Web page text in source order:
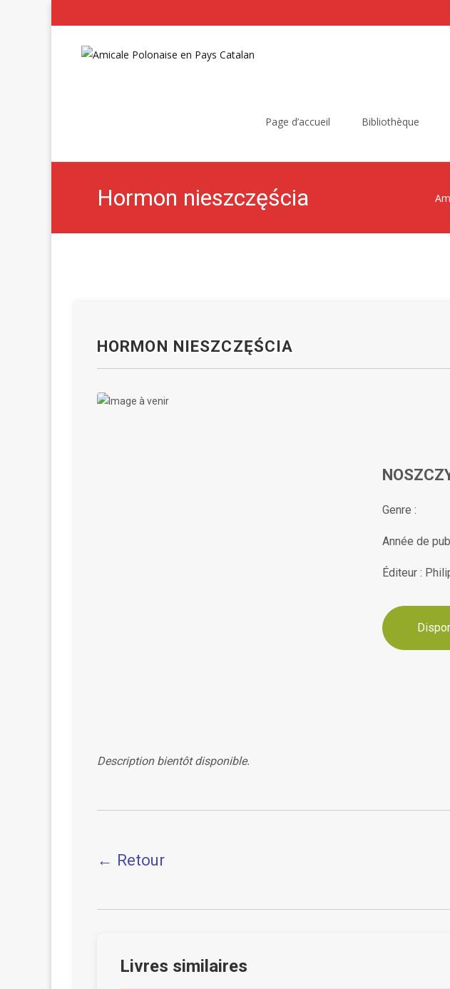
Page d’accueil Bibliothèque
Hormon nieszczęścia
HORMON NIESZCZĘŚCIA
Genre :
Année de
Éditeur :
Description bientôt disponible.
← Retour
Livres similaires